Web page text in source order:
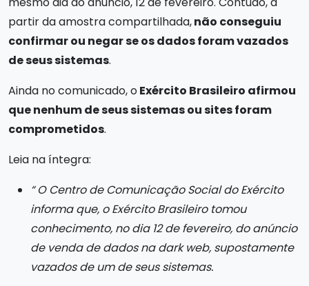
partir da amostra compartilhada,não conseguiu
confirmar ou negar se os dados foram vazados
de seus sistemas.
Ainda no comunicado, oExército Brasileiro afirmou
que nenhum de seus sistemas ou sites foram
comprometidos.
Leia na íntegra:
“ O Centro de Comunicação Social do Exército
informa que, o Exército Brasileiro tomou
conhecimento, no dia 12 de fevereiro, do anúncio
de venda de dados na dark web, supostamente
vazados de um de seus sistemas.